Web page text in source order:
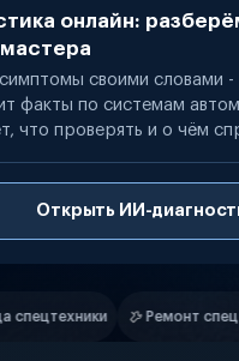
онлайн:
своими словами
факты по системам
что проверять и о чём
Открыть ИИ-
Ритейл-сети